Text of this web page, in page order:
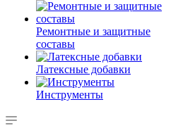
Ремонтные и защитные
составы
Латексные добавки
Инструменты